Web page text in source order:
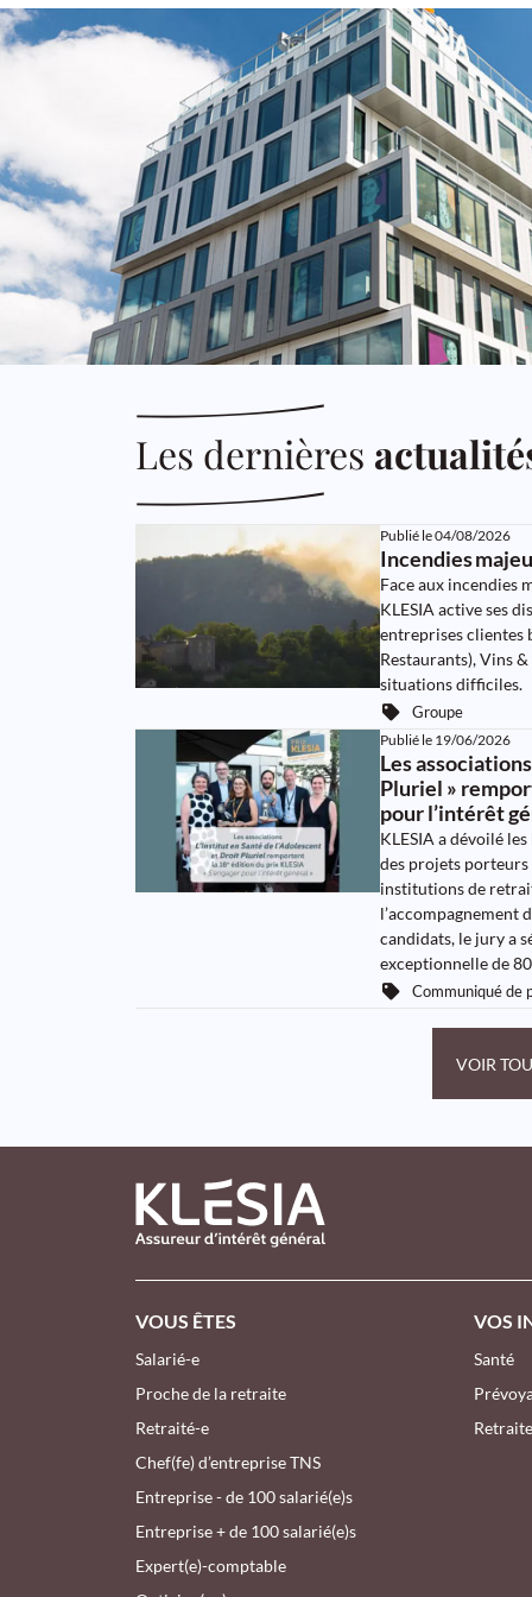
Les dernières
Incendies
Publié le04/08/2026
Face aux incendies
KLESIA active ses
entreprises clientes
Restaurants), Vins
situations difficiles.
Groupe
Les
Pluriel »
pour l’intérêt
Publié le 19/06/2026
KLESIA a dévoilé
des projets porteurs
institutions de
l’accompagnement
candidats, le jury a
exceptionnelle de
Communiqué de
VOIR
PIED DE PAGE KLESIA - ASSUREUR
VOUS ÊTES
Salarié-e
Proche de la retraite
Retraité-e
Chef(fe) d’entreprise TNS
Entreprise - de 100 salarié(e)s
Entreprise + de 100 salarié(e)s
Expert(e)-comptable
VOS
Santé
Retraite